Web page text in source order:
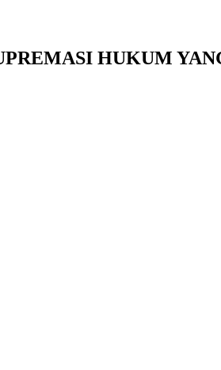
HUKUM